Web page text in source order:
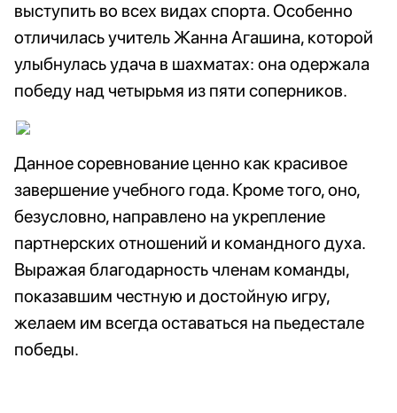
выступить во всех видах спорта. Особенно
отличилась учитель Жанна Агашина, которой
улыбнулась удача в шахматах: она одержала
победу над четырьмя из пяти соперников.
Данное соревнование ценно как красивое
завершение учебного года. Кроме того, оно,
безусловно, направлено на укрепление
партнерских отношений и командного духа.
Выражая благодарность членам команды,
показавшим честную и достойную игру,
желаем им всегда оставаться на пьедестале
победы.